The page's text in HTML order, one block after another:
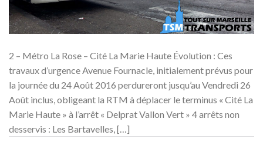
2 – Métro La Rose – Cité La Marie Haute Évolution : Ces
travaux d’urgence Avenue Fournacle, initialement prévus pour
la journée du 24 Août 2016 perdureront jusqu’au Vendredi 26
Août inclus, obligeant la RTM à déplacer le terminus « Cité La
Marie Haute » à l’arrêt « Delprat Vallon Vert » 4 arrêts non
desservis : Les Bartavelles, […]